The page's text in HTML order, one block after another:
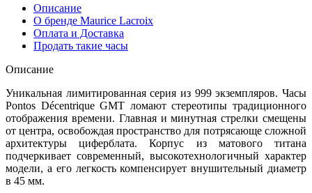
Описание
О бренде Maurice Lacroix
Оплата и Доставка
Продать такие часы
Описание
Уникальная лимитированная серия из 999 экземпляров. Часы
Pontos Décentrique GMT ломают стереотипы традиционного
отображения времени. Главная и минутная стрелки смещены
от центра, освобождая пространство для потрясающе сложной
архитектуры циферблата. Корпус из матового титана
подчеркивает современный, высокотехнологичный характер
модели, а его легкость компенсирует внушительный диаметр
в 45 мм.